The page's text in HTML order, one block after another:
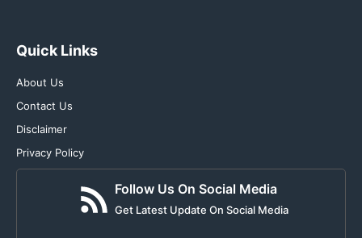
Quick Links
About Us
Contact Us
Disclaimer
Privacy Policy
Follow Us On Social Media
Get Latest Update On Social Media